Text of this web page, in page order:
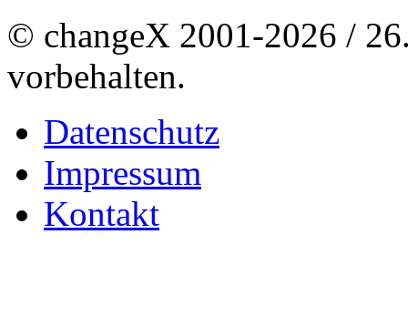
© changeX 2001-2026 /
vorbehalten.
Datenschutz
Impressum
Kontakt